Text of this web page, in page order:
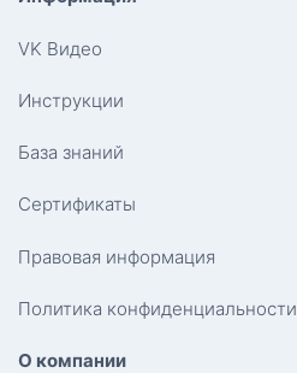
VK Видео
Инструкции
База знаний
Сертификаты
Правовая информация
Политика конфиденциальности
О компании